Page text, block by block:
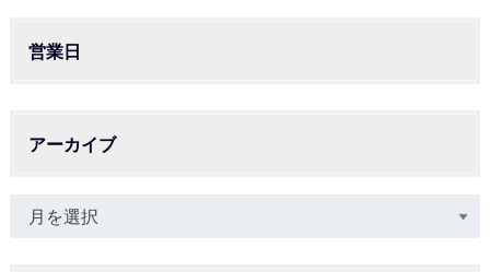
営業日
アーカイブ